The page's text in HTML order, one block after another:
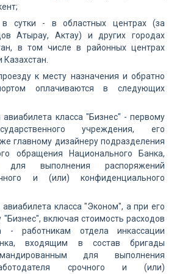
сутки - в областных центрах (за
Атырау, Актау) и других городах
в том числе в районных центрах
Казахстан.
к месту назначения и обратно
оплачиваются в следующих
авиабилета класса "Бизнес" - первому
учреждения, его
главному дизайнеру подразделения
обращения Национального Банка,
для выполнения распоряжений
и (или) конфиденциального
класса "Эконом", а при его
"Бизнес", включая стоимость расходов
- работникам отдела инкассации
входящим в состав бригады
для выполнения
срочного и (или)